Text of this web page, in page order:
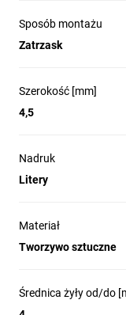
Sposób montażu
Zatrzask
Szerokość [mm]
4,5
Nadruk
Litery
Materiał
Tworzywo sztuczne
Średnica żyły od/do